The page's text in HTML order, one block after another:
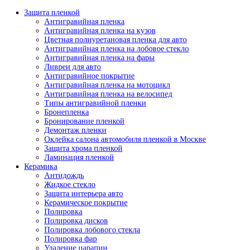
Защита пленкой
Антигравийная пленка
Антигравийная пленка на кузов
Цветная полиуретановая пленка для авто
Антигравийная пленка на лобовое стекло
Антигравийная пленка на фары
Ливреи для авто
Антигравийное покрытие
Антигравийная пленка на мотоцикл
Антигравийная пленка на велосипед
Типы антигравийной пленки
Бронепленка
Бронирование пленкой
Демонтаж пленки
Оклейка салона автомобиля пленкой в Москве
Защита хрома пленкой
Ламинация пленкой
Керамика
Антидождь
Жидкое стекло
Защита интерьера авто
Керамическое покрытие
Полировка
Полировка дисков
Полировка лобового стекла
Полировка фар
Удаление царапин